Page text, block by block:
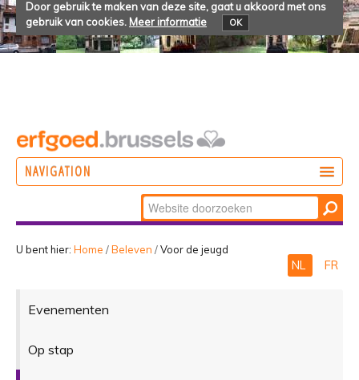
Door gebruik te maken van deze site, gaat u akkoord met ons
gebruik van cookies. Meer informatie OK
NAVIGATION
Zoek
Geavanceerd
zoeken...
U bent hier: Home /Beleven /Voor de jeugd
NL FR
Evenementen
Op stap